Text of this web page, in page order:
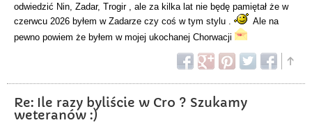
odwiedzić Nin, Zadar, Trogir , ale za kilka lat nie będę pamiętał że w
czerwcu 2026 byłem w Zadarze czy coś w tym stylu .
Ale na
pewno powiem że byłem w mojej ukochanej Chorwacji
Re: Ile razy byliście w Cro ? Szukamy
weteranów :)